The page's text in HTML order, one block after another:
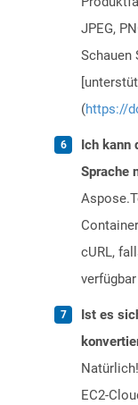
JPEG,
Schauen
(https://
Ich kann
Sprache
cURL,
Ist es
EC2-